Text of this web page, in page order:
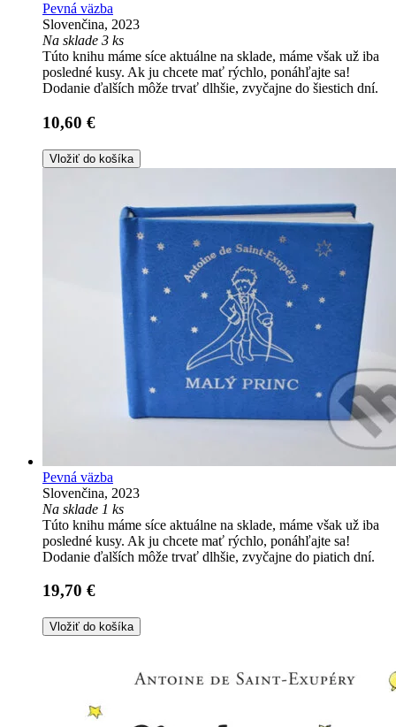
Pevná väzba
Slovenčina, 2023
Na sklade 3 ks
Túto knihu máme síce aktuálne na sklade, máme však už iba
posledné kusy. Ak ju chcete mať rýchlo, ponáhľajte sa!
Dodanie ďalších môže trvať dlhšie, zvyčajne do šiestich dní.
10,60 €
Vložiť do košíka
Pevná väzba
Slovenčina, 2023
Na sklade 1 ks
Túto knihu máme síce aktuálne na sklade, máme však už iba
posledné kusy. Ak ju chcete mať rýchlo, ponáhľajte sa!
Dodanie ďalších môže trvať dlhšie, zvyčajne do piatich dní.
19,70 €
Vložiť do košíka